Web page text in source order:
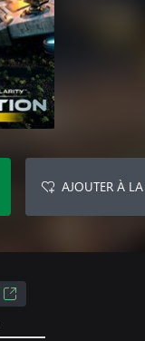
AJOUTER À